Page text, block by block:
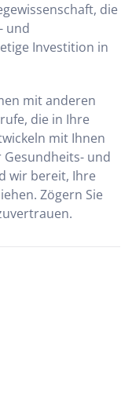
die
und
Investition in
mit anderen
die in Ihre
mit Ihnen
und
wir bereit, Ihre
Zögern Sie